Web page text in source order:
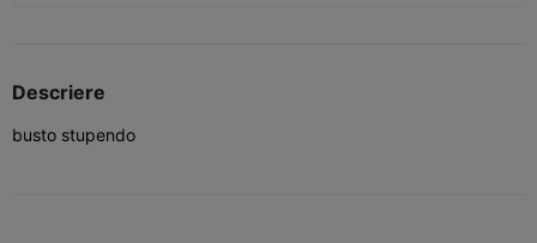
Descriere
busto stupendo